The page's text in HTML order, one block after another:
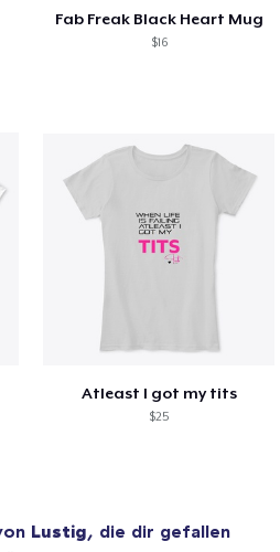
Fab Freak Black Heart Mug
$16
Atleast I got my tits
$25
Lustig, die dir gefallen